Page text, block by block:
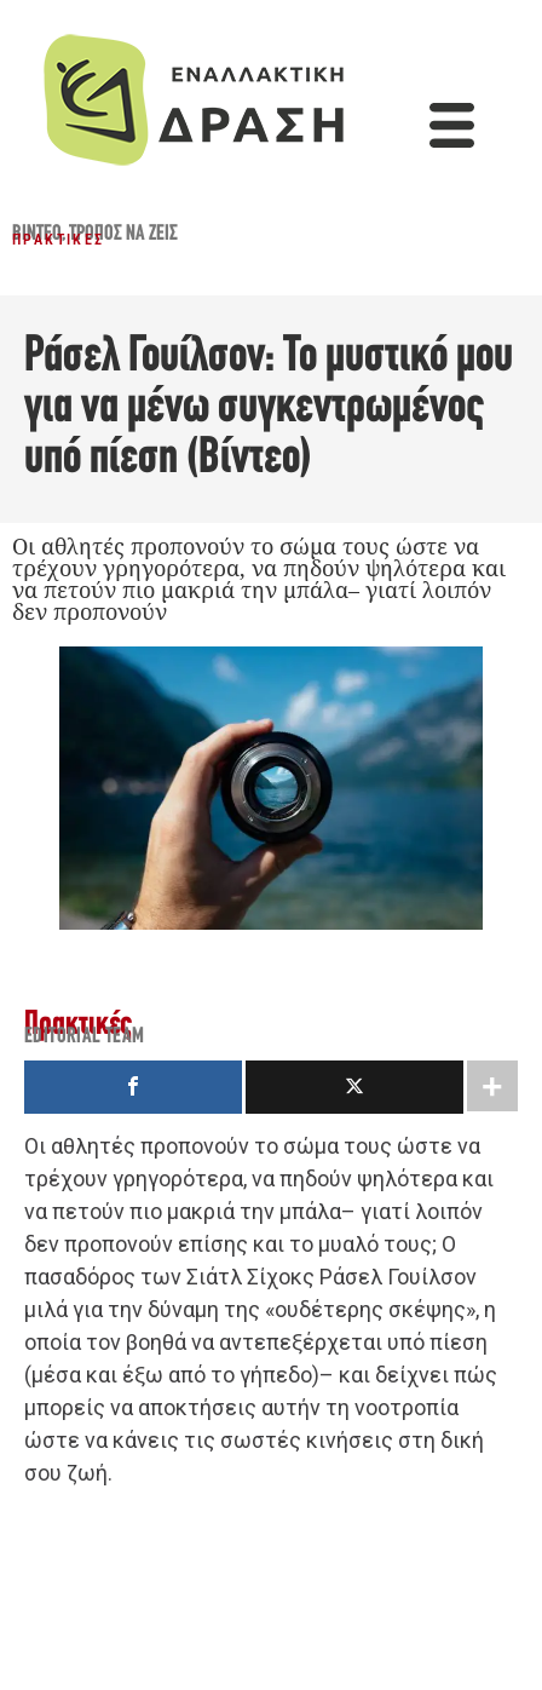
ΒΊΝΤΕΟ,ΤΡΌΠΟΣ ΝΑ ΖΕΙΣ
ΠΡΑΚΤΙΚΈΣ
Ράσελ Γουίλσον: Το μυστικό μου
για να μένω συγκεντρωμένος
υπό πίεση (Βίντεο)
Οι αθλητές προπονούν το σώμα τους ώστε να
τρέχουν γρηγορότερα, να πηδούν ψηλότερα και
να πετούν πιο μακριά την μπάλα– γιατί λοιπόν
δεν προπονούν
Πρακτικές
EDITORIAL TEAM
Οι αθλητές προπονούν το σώμα τους ώστε να
τρέχουν γρηγορότερα, να πηδούν ψηλότερα και
να πετούν πιο μακριά την μπάλα– γιατί λοιπόν
δεν προπονούν επίσης και το μυαλό τους; Ο
πασαδόρος των Σιάτλ Σίχοκς Ράσελ Γουίλσον
μιλά για την δύναμη της «ουδέτερης σκέψης», η
οποία τον βοηθά να αντεπεξέρχεται υπό πίεση
(μέσα και έξω από το γήπεδο)– και δείχνει πώς
μπορείς να αποκτήσεις αυτήν τη νοοτροπία
ώστε να κάνεις τις σωστές κινήσεις στη δική
σου ζωή.